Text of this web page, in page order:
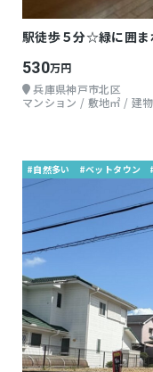
駅徒歩５分☆緑に囲
530万円
兵庫県神戸市北区
マンション / 敷地㎡ / 建
#自然多い #ベットタウン